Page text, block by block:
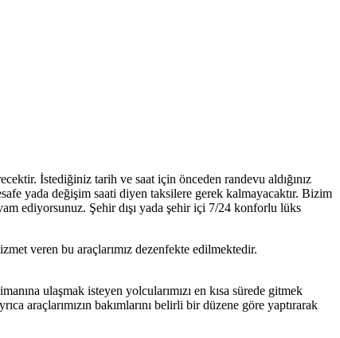
İstediğiniz tarih ve saat için önceden randevu aldığınız
yada değişim saati diyen taksilere gerek kalmayacaktır. Bizim
ediyorsunuz. Şehir dışı yada şehir içi 7/24 konforlu lüks
veren bu araçlarımız dezenfekte edilmektedir.
ulaşmak isteyen yolcularımızı en kısa sürede gitmek
araçlarımızın bakımlarını belirli bir düzene göre yaptırarak